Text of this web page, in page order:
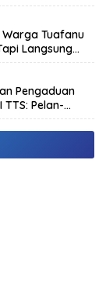
Warga Tuafanu
Langsung
Pengaduan
Pelan-